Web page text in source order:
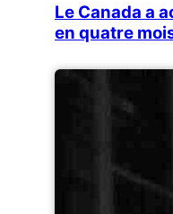
Le Canada a
en quatre